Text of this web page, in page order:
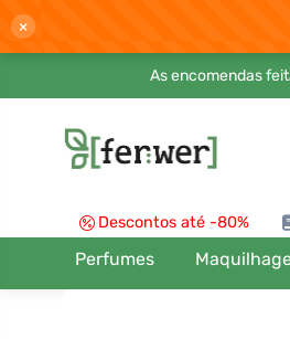
×
As encomendas
Descontos até -80%
Perfumes